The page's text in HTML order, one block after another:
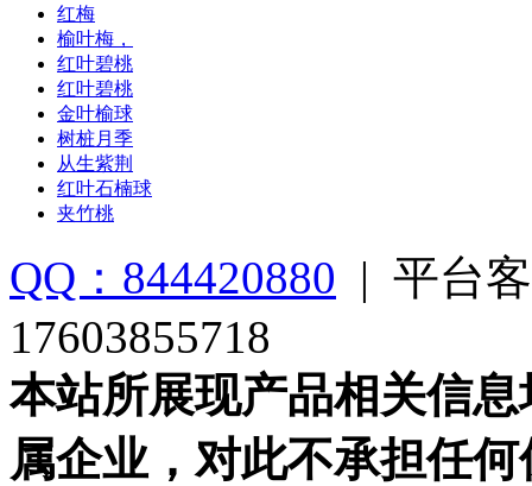
红梅
榆叶梅，
红叶碧桃
红叶碧桃
金叶榆球
树桩月季
从生紫荆
红叶石楠球
夹竹桃
QQ：844420880 | 平台
17603855718
本站所展现产品相关信
属企业，对此不承担任